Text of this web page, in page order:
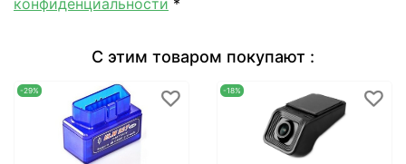
конфиденциальности *
С этим товаром покупают :
-29% -18%